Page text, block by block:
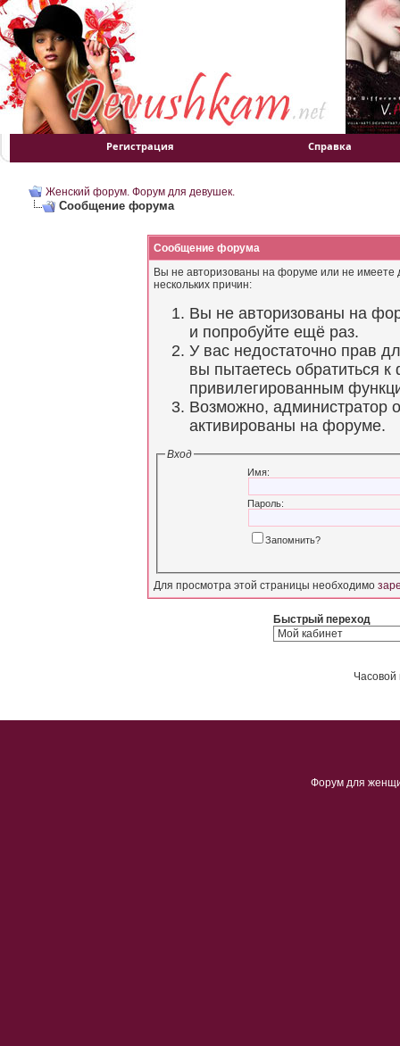
Регистрация Справка
Женский форум. Форум для девушек.
Сообщение форума
Сообщение форума
Вы не авторизованы на форуме или не имеете
нескольких причин:
Вы не авторизованы на
и попробуйте ещё раз.
У вас недостаточно прав
вы пытаетесь обратиться
привилегированным
Возможно, администратор
активированы на форуме.
Вход
Имя:
Пароль:
Запомнить?
Для просмотра этой страницы необходимо
Быстрый переход
Часовой
Форум для